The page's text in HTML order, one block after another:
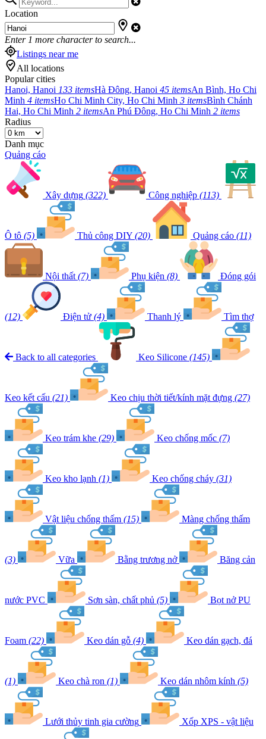
Location
Enter 1 more character to search...
Listings near me
All locations
Popular cities
Hanoi, Hanoi 133 itemsHà Đông, Hanoi 45 itemsAn Bình, Ho Chi
Minh 4 itemsHo Chi Minh City, Ho Chi Minh 3 itemsBình Chánh
Hai, Ho Chi Minh 2 itemsAn Phú Đông, Ho Chi Minh 2 items
Radius
Danh mục
Quảng cáo
Xây dựng (322) Công nghiệp (113)
Ô tô (5) Thủ công DIY (20) Quảng cáo (11)
Nội thất (7) Phụ kiện (8) Đóng gói
(12) Điện tử (4) Thanh lý Tìm thợ
Back to all categories Keo Silicone (145)
Keo kết cấu (21) Keo chịu thời tiết/kính mặt đựng (27)
Keo trám khe (29) Keo chống mốc (7)
Keo kho lạnh (1) Keo chống cháy (31)
Vật liệu chống thấm (15) Màng chống thấm
(3) Vữa Bằng trương nở Băng cản
nước PVC Sơn sàn, chất phủ (5) Bọt nở PU
Foam (22) Keo dán gỗ (4) Keo dán gạch, đá
(1) Keo chà ron (1) Keo dán nhôm kính (5)
Lưới thủy tinh gia cường Xốp XPS - vật liệu